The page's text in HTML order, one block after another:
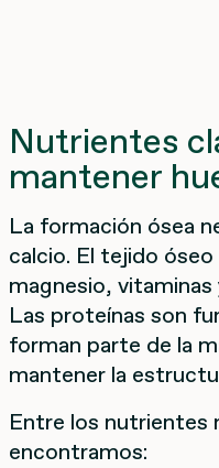
Nutrientes
mantener
La formación ósea
calcio. El tejido
magnesio,
Las proteínas son
forman parte de la
mantener la
Entre los nutrientes
encontramos: